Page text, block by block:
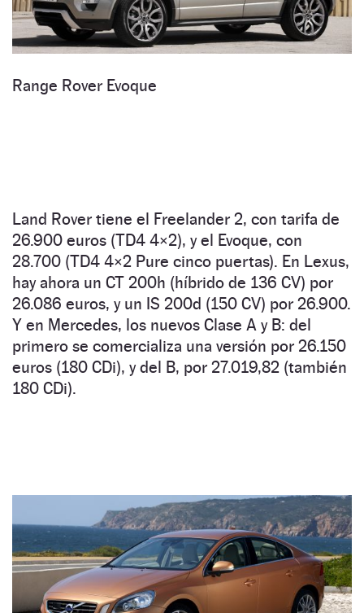
Range Rover Evoque
Land Rover tiene el Freelander 2, con tarifa de
26.900 euros (TD4 4×2), y el Evoque, con
28.700 (TD4 4×2 Pure cinco puertas). En Lexus,
hay ahora un CT 200h (híbrido de 136 CV) por
26.086 euros, y un IS 200d (150 CV) por 26.900.
Y en Mercedes, los nuevos Clase A y B: del
primero se comercializa una versión por 26.150
euros (180 CDi), y del B, por 27.019,82 (también
180 CDi).